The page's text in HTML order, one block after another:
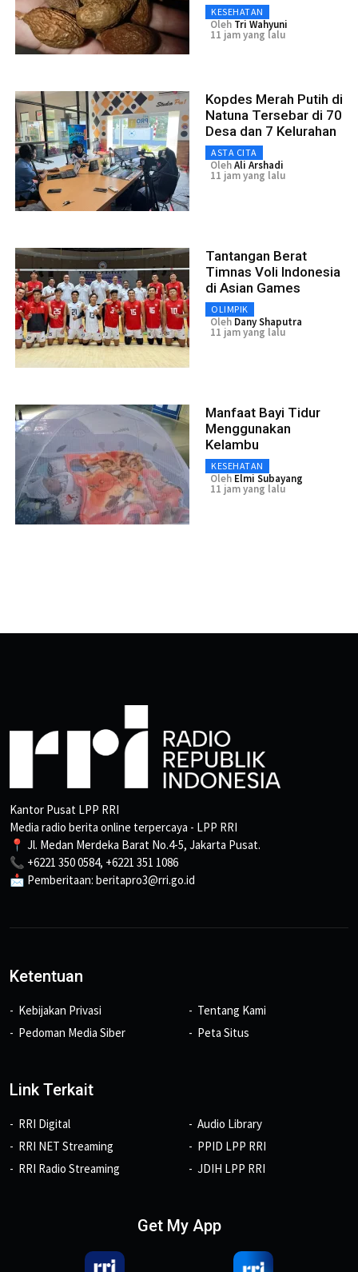
KESEHATAN
Oleh Tri Wahyuni
11 jam yang lalu
Kopdes Merah Putih di
Natuna Tersebar di 70
Desa dan 7 Kelurahan
ASTA CITA
OlehAli Arshadi
11 jam yang lalu
Tantangan Berat
Timnas Voli Indonesia
di Asian Games
OLIMPIK
Oleh Dany Shaputra
11 jam yang lalu
Manfaat Bayi Tidur
Menggunakan
Kelambu
KESEHATAN
Oleh Elmi Subayang
11 jam yang lalu
Kantor Pusat LPP RRI
Media radio berita online terpercaya - LPP RRI
📍 Jl. Medan Merdeka Barat No.4-5, Jakarta Pusat.
📞 +6221 350 0584, +6221 351 1086
📩 Pemberitaan: beritapro3@rri.go.id
Ketentuan
Kebijakan Privasi
Pedoman Media Siber
Tentang Kami
Peta Situs
Link Terkait
RRI Digital
RRI NET Streaming
RRI Radio Streaming
Audio Library
PPID LPP RRI
JDIH LPP RRI
Get My App